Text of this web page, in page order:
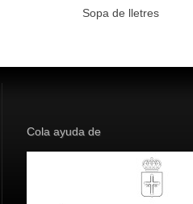
Sopa de lletres
Cola ayuda de